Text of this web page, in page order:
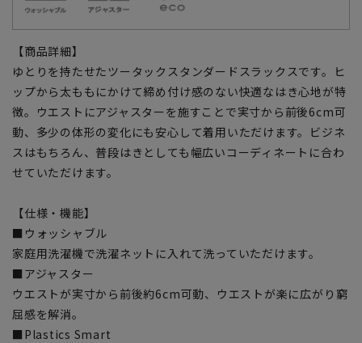
【商品詳細】
ゆとりを持たせたツータックスタンダードスラックスです。ヒ
ップから太ももにかけて締め付け感のない快適なはき心地が特
徴。ウエストにアジャスターを施すことで実寸から前後6cm可
動、多少の体形の変化にも安心して着用いただけます。ビジネ
スはもちろん、普段はきとしても幅広いコーディネートに合わ
せていただけます。
【仕様・機能】
■ウォッシャブル
家庭用洗濯機で洗濯ネットに入れて洗っていただけます。
■アジャスター
ウエストが実寸から前後約6cm可動、ウエストが楽に広がり窮
屈感を解消。
■Plastics Smart